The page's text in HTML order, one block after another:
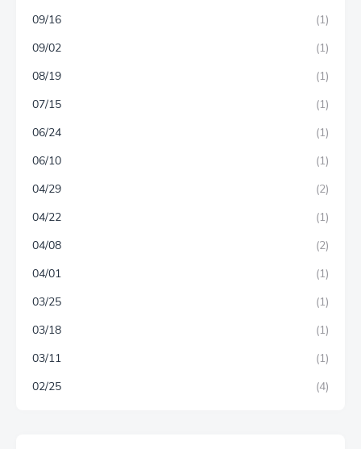
09/16
(1)
09/02
(1)
08/19
(1)
07/15
(1)
06/24
(1)
06/10
(1)
04/29
(2)
04/22
(1)
04/08
(2)
04/01
(1)
03/25
(1)
03/18
(1)
03/11
(1)
02/25
(4)